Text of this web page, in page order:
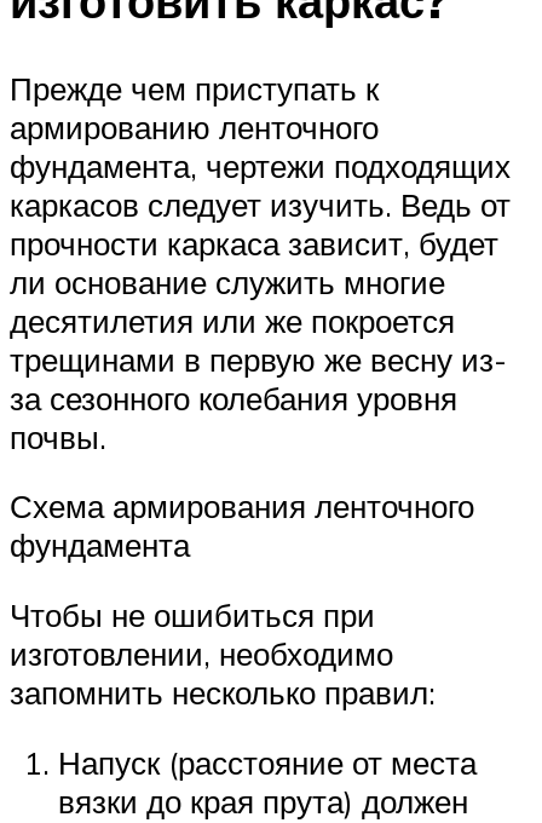
Прежде чем приступать к
армированию ленточного
фундамента, чертежи подходящих
каркасов следует изучить. Ведь от
прочности каркаса зависит, будет
ли основание служить многие
десятилетия или же покроется
трещинами в первую же весну из-
за сезонного колебания уровня
почвы.
Схема армирования ленточного
фундамента
Чтобы не ошибиться при
изготовлении, необходимо
запомнить несколько правил:
Напуск (расстояние от места
вязки до края прута) должен